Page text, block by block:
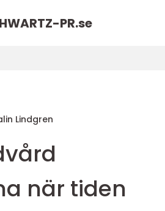
PR.se
Lindgren
när tiden